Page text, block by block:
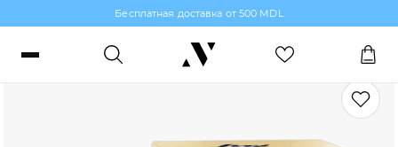
Бесплатная доставка от 500 MDL
Увлажнение и Питание для лица